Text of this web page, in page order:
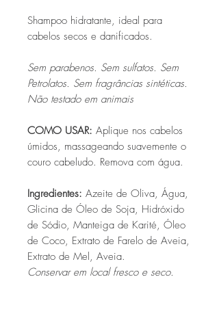
Shampoo hidratante, ideal para
cabelos secos e danificados.
Sem parabenos. Sem sulfatos. Sem
Petrolatos. Sem fragrâncias sintéticas.
Não testado em animais
COMO USAR: Aplique nos cabelos
úmidos, massageando suavemente o
couro cabeludo. Remova com água.
Ingredientes: Azeite de Oliva, Água,
Glicina de Óleo de Soja, Hidróxido
de Sódio, Manteiga de Karité, Óleo
de Coco, Extrato de Farelo de Aveia,
Extrato de Mel, Aveia.
Conservar em local fresco e seco.